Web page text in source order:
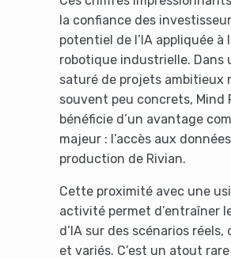
la confiance des
potentiel de l’IA appliquée à
robotique industrielle. Dans
saturé de projets ambitieux
souvent peu concrets, Mind
bénéficie d’un avantage
majeur : l’accès aux
production de Rivian.
Cette proximité avec une
activité permet d’entraîner
d’IA sur des scénarios réels,
et variés. C’est un atout